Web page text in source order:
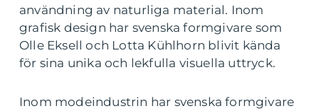
användning av naturliga material. Inom
grafisk design har svenska formgivare som
Olle Eksell och Lotta Kühlhorn blivit kända
för sina unika och lekfulla visuella uttryck.
Inom modeindustrin har svenska formgivare